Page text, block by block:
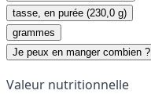
tasse, en purée (230,0 g)
grammes
Je peux en manger combien ?
Valeur nutritionnelle